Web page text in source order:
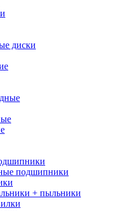
диски
подшипники
+ пыльники